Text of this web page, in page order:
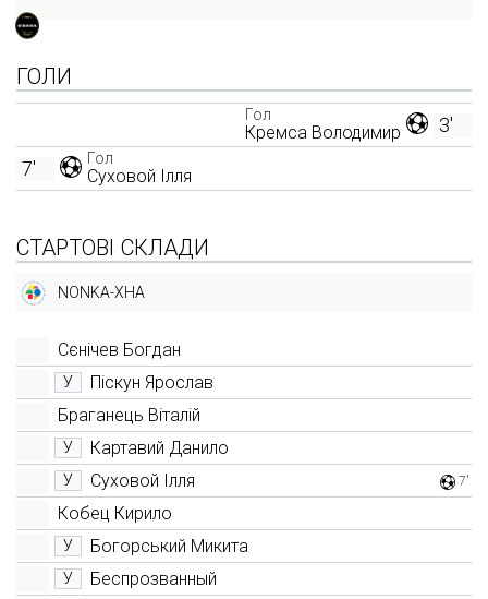
ГОЛИ
3'
Гол
Кремса Володимир
Гол
Суховой Ілля
7'
СТАРТОВІ СКЛАДИ
NONKA-ХНА
Сєнічев Богдан
У
Піскун Ярослав
Браганець Віталій
У Картавий Данило
У Суховой Ілля 7'
Кобец Кирило
У Богорський Микита
У Беспрозванный